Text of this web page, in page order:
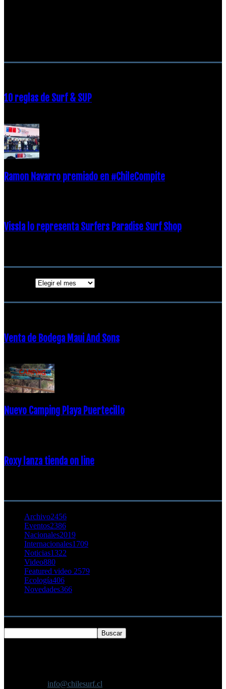
10 reglas de Surf & SUP
Ramon Navarro premiado en #ChileCompite
Vissla lo representa Surfers Paradise Surf Shop
Venta de Bodega Maui And Sons
Nuevo Camping Playa Puertecillo
Roxy lanza tienda on line
Archivo2456
Eventos2386
Nacionales2019
Internacionales1709
Noticias1322
Video880
Featured video 2579
Ecología406
Novedades366
info@chilesurf.cl